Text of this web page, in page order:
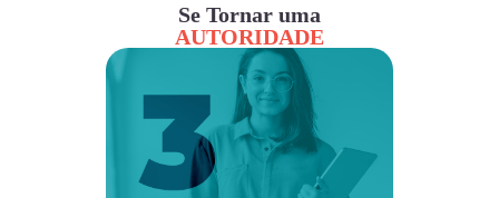
Se Tornar uma
AUTORIDADE